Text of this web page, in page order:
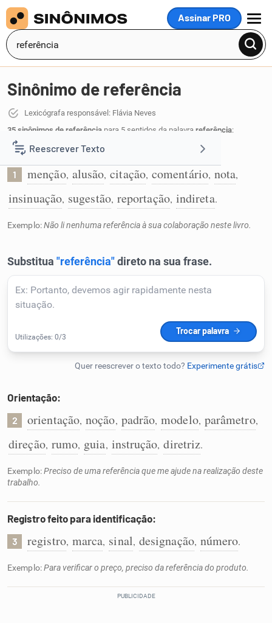
Assinar PRO
MENU
Reescrever Texto
Resumir Texto
Humanizador de IA
Cata-letras
Caça-palavras
Sinônimos
Sinônimo de referência
Lexicógrafa responsável: Flávia Neves
35 sinônimos de referência para 5 sentidos da palavra referência:
Menção:
1 menção, alusão, citação, comentário, nota,
insinuação, sugestão, reportação, indireta.
Exemplo:Não li nenhuma referência à sua colaboração neste livro.
Orientação:
2 orientação, noção, padrão, modelo, parâmetro,
direção, rumo, guia, instrução, diretriz.
Exemplo:Preciso de uma referência que me ajude na realização deste
trabalho.
Registro feito para identificação:
3 registro, marca, sinal, designação, número.
Exemplo:Para verificar o preço, preciso da referência do produto.